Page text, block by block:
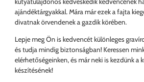
ajándéktárgyakkal. Mára már ezek a fajta
divatnak örvendenek a gazdik körében.
Lepje meg Ön is kedvencét különleges
és tudja mindig biztonságban! Keressen
elérhetőségeinken, és már neki is kezdünk a
készítésének!